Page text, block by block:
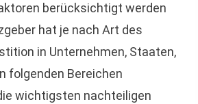
berücksichtigt werden
hat je nach Art des
in Unternehmen, Staaten,
folgenden Bereichen
wichtigsten nachteiligen